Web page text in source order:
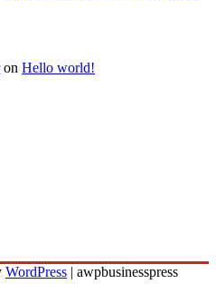
on Hello world!
WordPress | awpbusinesspress